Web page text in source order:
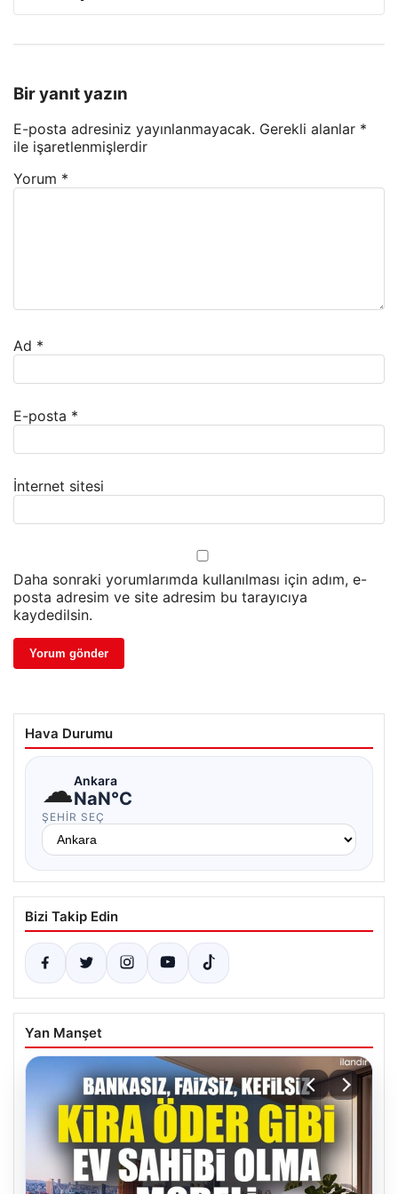
Bir yanıt yazın
E-posta adresiniz yayınlanmayacak. Gerekli alanlar *
ile işaretlenmişlerdir
Yorum *
Ad *
E-posta *
İnternet sitesi
Daha sonraki yorumlarımda kullanılması için adım, e-
posta adresim ve site adresim bu tarayıcıya
kaydedilsin.
Hava Durumu
☁Ankara
NaN°C
ŞEHIR SEÇ
Bizi Takip Edin
Yan Manşet